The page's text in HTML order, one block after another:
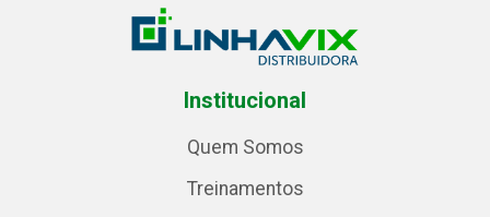
Institucional
Quem Somos
Treinamentos